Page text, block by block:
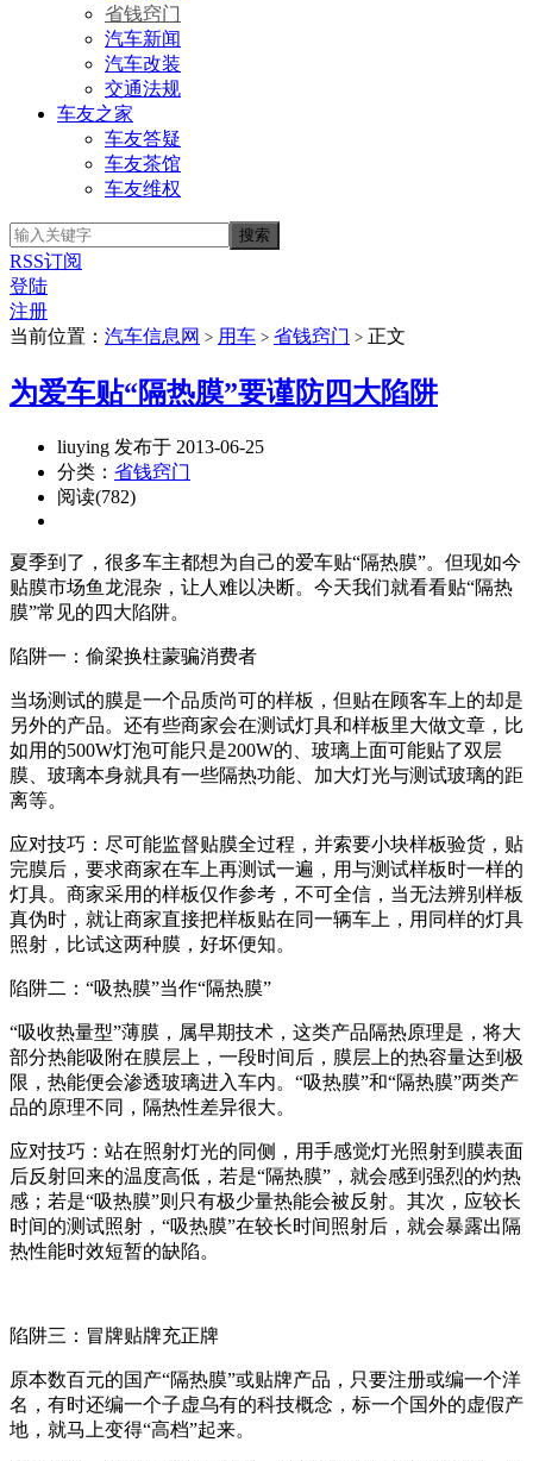
省钱窍门
汽车新闻
汽车改装
交通法规
车友之家
车友答疑
车友茶馆
车友维权
RSS订阅
登陆
注册
当前位置： 汽车信息网 > 用车 > 省钱窍门 > 正文
为爱车贴“隔热膜”要谨防四大陷阱
liuying 发布于 2013-06-25
分类： 省钱窍门
阅读(782)
夏季到了，很多车主都想为自己的爱车贴“隔热膜”。但现如今
贴膜市场鱼龙混杂，让人难以决断。今天我们就看看贴“隔热
膜”常见的四大陷阱。
陷阱一：偷梁换柱蒙骗消费者
当场测试的膜是一个品质尚可的样板，但贴在顾客车上的却是
另外的产品。还有些商家会在测试灯具和样板里大做文章，比
如用的500W灯泡可能只是200W的、玻璃上面可能贴了双层
膜、玻璃本身就具有一些隔热功能、加大灯光与测试玻璃的距
离等。
应对技巧：尽可能监督贴膜全过程，并索要小块样板验货，贴
完膜后，要求商家在车上再测试一遍，用与测试样板时一样的
灯具。商家采用的样板仅作参考，不可全信，当无法辨别样板
真伪时，就让商家直接把样板贴在同一辆车上，用同样的灯具
照射，比试这两种膜，好坏便知。
陷阱二：“吸热膜”当作“隔热膜”
“吸收热量型”薄膜，属早期技术，这类产品隔热原理是，将大
部分热能吸附在膜层上，一段时间后，膜层上的热容量达到极
限，热能便会渗透玻璃进入车内。“吸热膜”和“隔热膜”两类产
品的原理不同，隔热性差异很大。
应对技巧：站在照射灯光的同侧，用手感觉灯光照射到膜表面
后反射回来的温度高低，若是“隔热膜”，就会感到强烈的灼热
感；若是“吸热膜”则只有极少量热能会被反射。其次，应较长
时间的测试照射，“吸热膜”在较长时间照射后，就会暴露出隔
热性能时效短暂的缺陷。
陷阱三：冒牌贴牌充正牌
原本数百元的国产“隔热膜”或贴牌产品，只要注册或编一个洋
名，有时还编一个子虚乌有的科技概念，标一个国外的虚假产
地，就马上变得“高档”起来。